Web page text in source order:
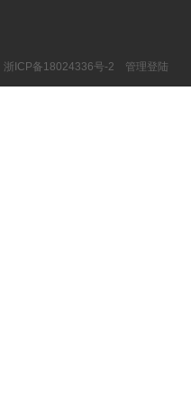
浙ICP备18024336号-2 管理登陆